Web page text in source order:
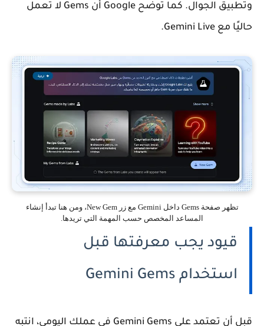
وتطبيق الجوال. كما توضح Google أن Gems لا تعمل
حاليًا مع Gemini Live.
تظهر صفحة Gems داخل Gemini مع زر New Gem، ومن هنا تبدأ إنشاء
المساعد المخصص حسب المهمة التي تريدها.
قيود يجب معرفتها قبل
استخدام Gemini Gems
قبل أن تعتمد على Gemini Gems في عملك اليومي، انتبه